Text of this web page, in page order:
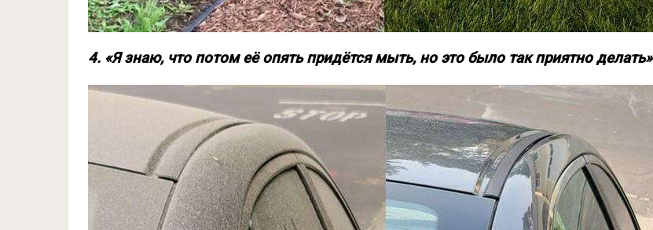
4. «Я знаю, что потом её опять придётся мыть, но это было так приятно делать»